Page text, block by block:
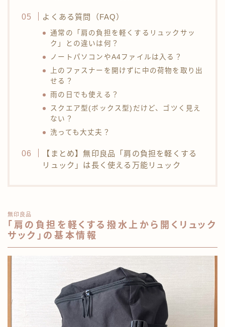
よくある質問（FAQ）
通常の「肩の負担を軽くするリュックサッ
ク」との違いは何？
ノートパソコンやA4ファイルは入る？
上のファスナーを開けずに中の荷物を取り出
せる？
雨の日でも使える？
スクエア型(ボックス型)だけど、ゴツく見え
ない？
洗っても大丈夫？
【まとめ】無印良品「肩の負担を軽くする
リュック」は長く使える万能リュック
無印良品
「肩の負担を軽くする撥水上から開くリュック
サック」の基本情報